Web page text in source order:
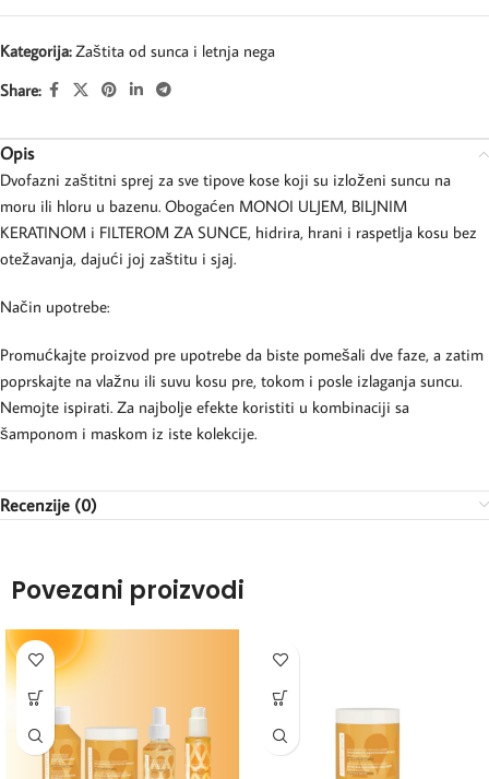
Kategorija: Zaštita od sunca i letnja nega
Share:
Opis
Dvofazni zaštitni sprej za sve tipove kose koji su izloženi suncu na
moru ili hloru u bazenu. Obogaćen MONOI ULJEM, BILJNIM
KERATINOM i FILTEROM ZA SUNCE, hidrira, hrani i raspetlja kosu bez
otežavanja, dajući joj zaštitu i sjaj.
Način upotrebe:
Promućkajte proizvod pre upotrebe da biste pomešali dve faze, a zatim
poprskajte na vlažnu ili suvu kosu pre, tokom i posle izlaganja suncu.
Nemojte ispirati. Za najbolje efekte koristiti u kombinaciji sa
šamponom i maskom iz iste kolekcije.
Recenzije (0)
Povezani proizvodi